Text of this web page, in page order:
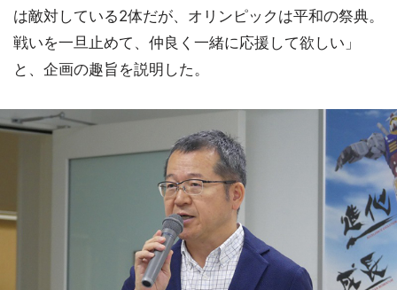
は敵対している2体だが、オリンピックは平和の祭典。
戦いを一旦止めて、仲良く一緒に応援して欲しい」
と、企画の趣旨を説明した。